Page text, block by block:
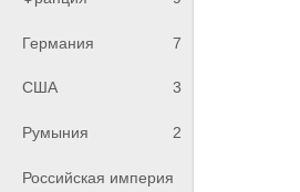
Германия 7
США 3
Румыния 2
Российская империя